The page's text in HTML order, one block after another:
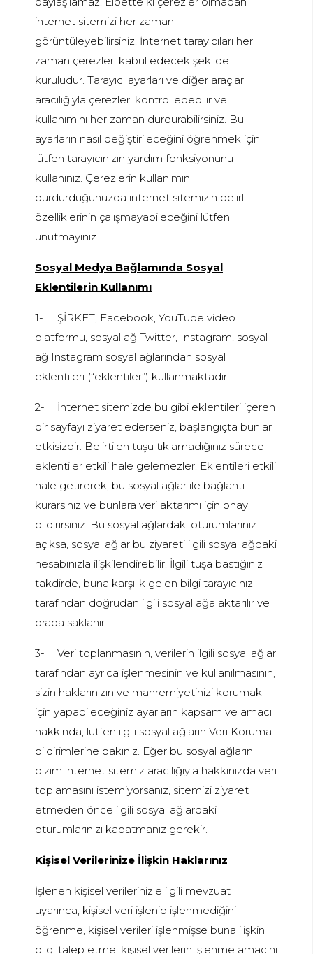
internet sitemizi her zaman
görüntüleyebilirsiniz. İnternet tarayıcıları her
zaman çerezleri kabul edecek şekilde
kuruludur. Tarayıcı ayarları ve diğer araçlar
aracılığıyla çerezleri kontrol edebilir ve
kullanımını her zaman durdurabilirsiniz. Bu
ayarların nasıl değiştirileceğini öğrenmek için
lütfen tarayıcınızın yardım fonksiyonunu
kullanınız. Çerezlerin kullanımını
durdurduğunuzda internet sitemizin belirli
özelliklerinin çalışmayabileceğini lütfen
unutmayınız.
Sosyal Medya Bağlamında Sosyal
Eklentilerin Kullanımı
1-
ŞİRKET, Facebook, YouTube video
platformu, sosyal ağ Twitter, Instagram, sosyal
ağ Instagram sosyal ağlarından sosyal
eklentileri (“eklentiler”) kullanmaktadır.
2-
İnternet sitemizde bu gibi eklentileri içeren
bir sayfayı ziyaret ederseniz, başlangıçta bunlar
etkisizdir. Belirtilen tuşu tıklamadığınız sürece
eklentiler etkili hale gelemezler. Eklentileri etkili
hale getirerek, bu sosyal ağlar ile bağlantı
kurarsınız ve bunlara veri aktarımı için onay
bildirirsiniz. Bu sosyal ağlardaki oturumlarınız
açıksa, sosyal ağlar bu ziyareti ilgili sosyal ağdaki
hesabınızla ilişkilendirebilir. İlgili tuşa bastığınız
takdirde, buna karşılık gelen bilgi tarayıcınız
tarafından doğrudan ilgili sosyal ağa aktarılır ve
orada saklanır.
3-
Veri toplanmasının, verilerin ilgili sosyal ağlar
tarafından ayrıca işlenmesinin ve kullanılmasının,
sizin haklarınızın ve mahremiyetinizi korumak
için yapabileceğiniz ayarların kapsam ve amacı
hakkında, lütfen ilgili sosyal ağların Veri Koruma
bildirimlerine bakınız. Eğer bu sosyal ağların
bizim internet sitemiz aracılığıyla hakkınızda veri
toplamasını istemiyorsanız, sitemizi ziyaret
etmeden önce ilgili sosyal ağlardaki
oturumlarınızı kapatmanız gerekir.
Kişisel Verilerinize İlişkin Haklarınız
İşlenen kişisel verilerinizle ilgili mevzuat
uyarınca; kişisel veri işlenip işlenmediğini
öğrenme, kişisel verileri işlenmişse buna ilişkin
bilgi talep etme, kişisel verilerin işlenme amacını